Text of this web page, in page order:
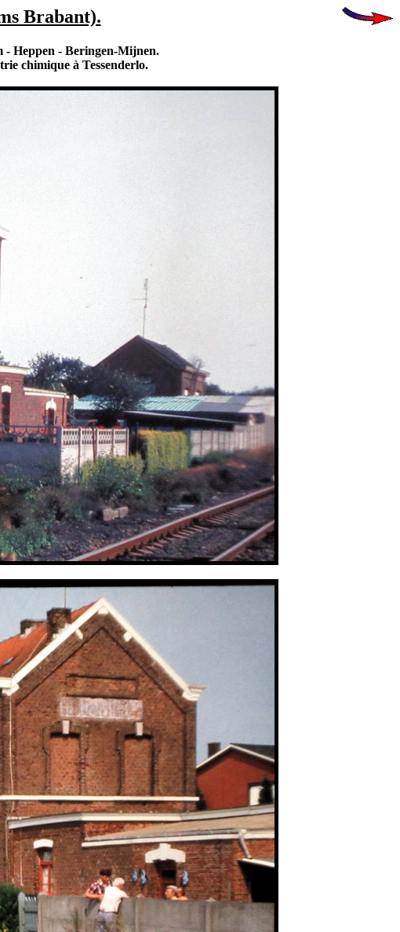
Brabant).
- Heppen - Beringen-Mijnen.
chimique à Tessenderlo.